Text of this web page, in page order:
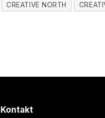
CREATIVE NORTH
Kontakt